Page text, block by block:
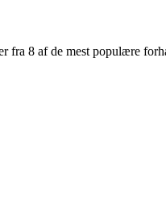
fra 8 af de mest populære